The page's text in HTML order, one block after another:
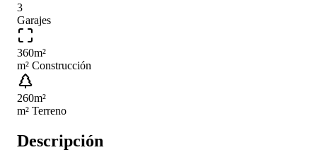
3
Garajes
360m²
m² Construcción
260m²
m² Terreno
Descripción